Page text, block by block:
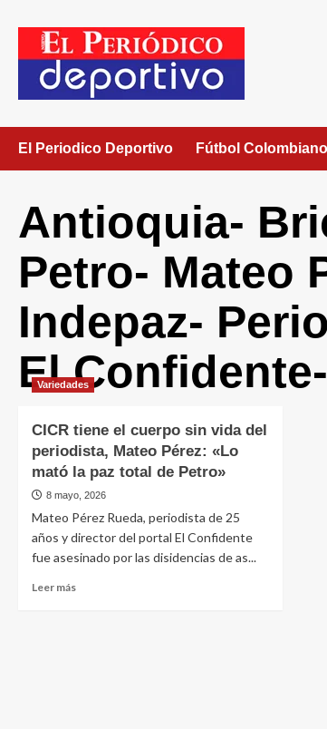
El Periodico Deportivo Fútbol Colombiano
Antioquia-
Petro- Mateo
Indepaz-
El
Variedades
CICR tiene el cuerpo sin vida del
periodista, Mateo Pérez: «Lo
mató la paz total de Petro»
8 mayo, 2026
Mateo Pérez Rueda, periodista de 25
años y director del portal El Confidente
fue asesinado por las disidencias de as...
Leer más